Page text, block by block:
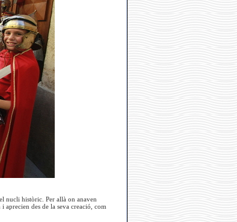
nucli històric. Per allà on anaven
aprecien des de la seva creació, com